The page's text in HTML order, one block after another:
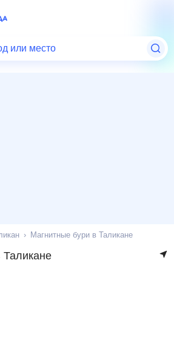
или место
Магнитные бури в Таликане
Таликане